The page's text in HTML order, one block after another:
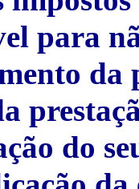
para
da
do